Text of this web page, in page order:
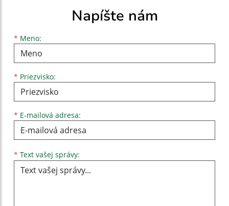
Suma od:
Suma do:
Napíšte nám
* Meno:
Meno
* Priezvisko:
Priezvisko
* E-mailová adresa:
E-mailová adresa
* Text vašej správy: